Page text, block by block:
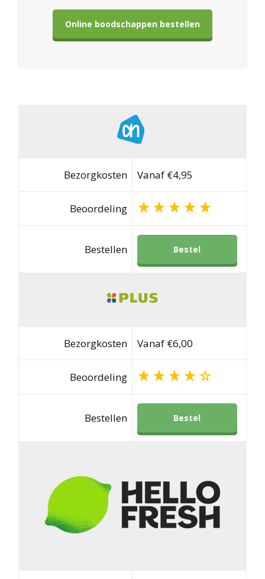
Online boodschappen bestellen
Bezorgkosten Vanaf €4,95
Beoordeling
Bestellen Bestel
Bezorgkosten Vanaf €6,00
Beoordeling
Bestellen Bestel